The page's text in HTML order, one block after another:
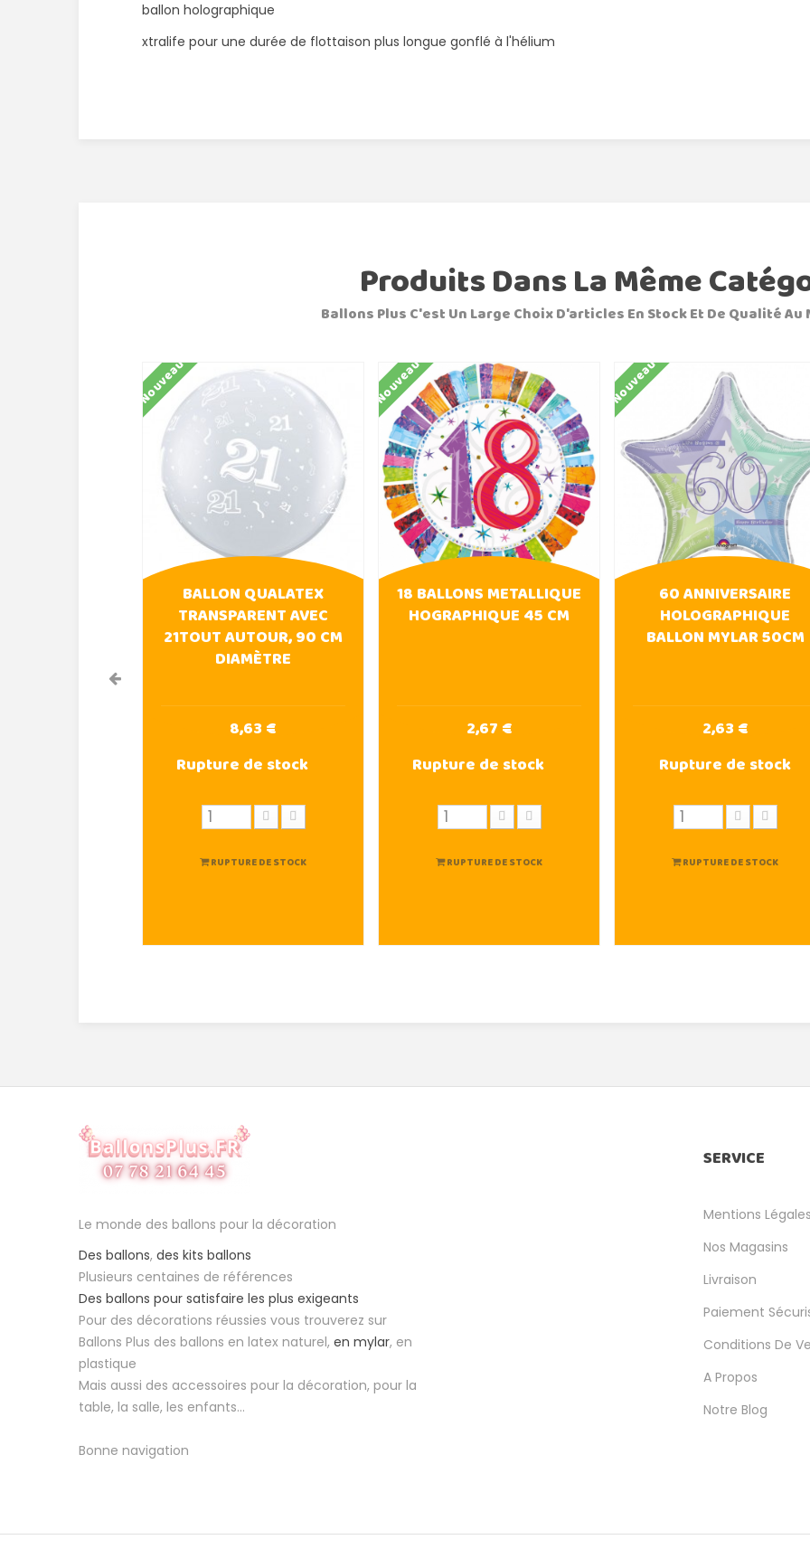
ballon holographique
xtralife pour une durée de flottaison plus longue gonflé à l'hélium
Produits Dans La Même
Ballons Plus C'est Un Large Choix D'articles En Stock Et De Qualité
Nouveau
BALLON QUALATEX
TRANSPARENT AVEC
21TOUT AUTOUR, 90 CM
DIAMÈTRE
8,63 €
Rupture de stock
RUPTURE DE STOCK
Nouveau
18 BALLONS METALLIQUE
HOGRAPHIQUE 45 CM
2,67 €
Rupture de stock
RUPTURE DE STOCK
Nouveau
60 ANNIVERSAIRE
HOLOGRAPHIQUE
BALLON MYLAR 50CM
2,63 €
Rupture de stock
RUPTURE DE STOCK
Le monde des ballons pour la décoration
Des ballons, des kits ballons
Plusieurs centaines de références
Des ballons pour satisfaire les plus exigeants
Pour des décorations réussies vous trouverez sur
Ballons Plus des ballons en latex naturel, en mylar, en
plastique
Mais aussi des accessoires pour la décoration, pour la
table, la salle, les enfants...
Bonne navigation
SERVICE
Mentions Légales
Nos Magasins
Livraison
Paiement
Conditions De
A Propos
Notre Blog